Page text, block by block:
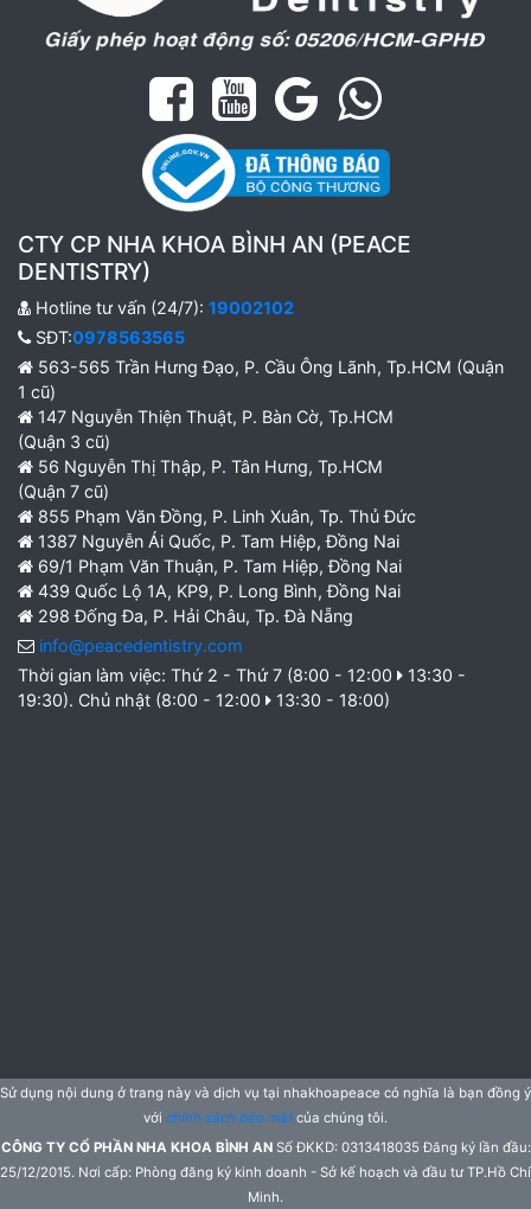
CTY CP NHA KHOA BÌNH AN (PEACE
DENTISTRY)
Hotline tư vấn (24/7): 19002102
SĐT:0978563565
563-565 Trần Hưng Đạo, P. Cầu Ông Lãnh, Tp.HCM (Quận
1 cũ)
147 Nguyễn Thiện Thuật, P. Bàn Cờ, Tp.HCM
(Quận 3 cũ)
56 Nguyễn Thị Thập, P. Tân Hưng, Tp.HCM
(Quận 7 cũ)
855 Phạm Văn Đồng, P. Linh Xuân, Tp. Thủ Đức
1387 Nguyễn Ái Quốc, P. Tam Hiệp, Đồng Nai
69/1 Phạm Văn Thuận, P. Tam Hiệp, Đồng Nai
439 Quốc Lộ 1A, KP9, P. Long Bình, Đồng Nai
298 Đống Đa, P. Hải Châu, Tp. Đà Nẵng
info@peacedentistry.com
Thời gian làm việc: Thứ 2 - Thứ 7 (8:00 - 12:00
13:30 -
19:30). Chủ nhật (8:00 - 12:00
13:30 - 18:00)
Sử dụng nội dung ở trang này và dịch vụ tại nhakhoapeace có nghĩa là bạn đồng ý
với chính sách bảo mật của chúng tôi.
CÔNG TY CỔ PHẦN NHA KHOA BÌNH ANSố ĐKKD: 0313418035 Đăng ký lần đầu:
25/12/2015. Nơi cấp: Phòng đăng ký kinh doanh - Sở kế hoạch và đầu tư TP.Hồ Chí
Minh.